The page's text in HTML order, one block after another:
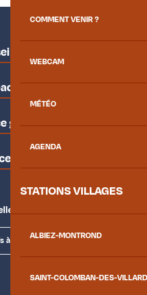
COMMENT VENIR ?
WEBCAM
MÉTÉO
AGENDA
STATIONS VILLAGES
ALBIEZ-MONTROND
SAINT-COLOMBAN-DES-
des locaux
pro
groupes
presse
façon d'explorer la vallée.
à la newsletter